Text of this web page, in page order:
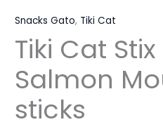
Snacks Gato, Tiki Cat
Tiki Cat
Salmon
sticks